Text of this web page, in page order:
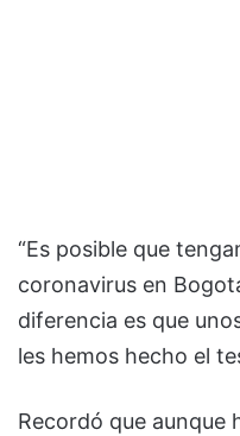
“Es posible que
coronavirus en
diferencia es que
les hemos hecho el
Recordó que aunque